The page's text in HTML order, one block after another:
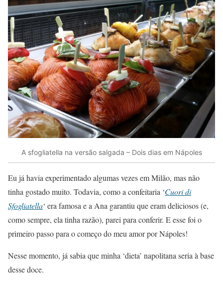
A sfogliatella na versão salgada – Dois dias em Nápoles
Eu já havia experimentado algumas vezes em Milão, mas não
tinha gostado muito. Todavia, como a confeitaria ‘Cuori di
Sfogliatella‘ era famosa e a Ana garantiu que eram deliciosos (e,
como sempre, ela tinha razão), parei para conferir. E esse foi o
primeiro passo para o começo do meu amor por Nápoles!
Nesse momento, já sabia que minha ‘dieta’ napolitana seria à base
desse doce.